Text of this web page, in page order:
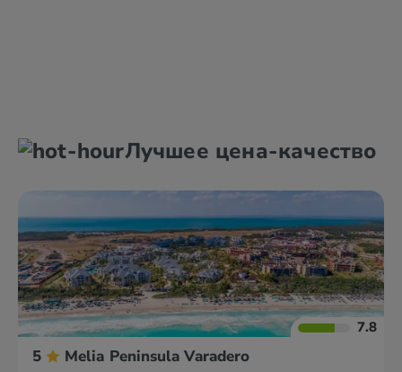
Лучшее цена-качество
7.8
5 Melia Peninsula Varadero